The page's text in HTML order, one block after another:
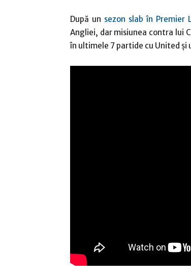
După un sezon slab în Premier
Angliei, dar misiunea contra lui
în ultimele 7 partide cu United și